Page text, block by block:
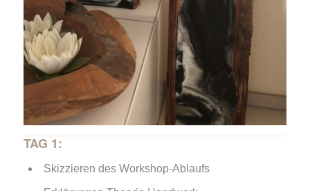
TAG 1:
Skizzieren des Workshop-Ablaufs